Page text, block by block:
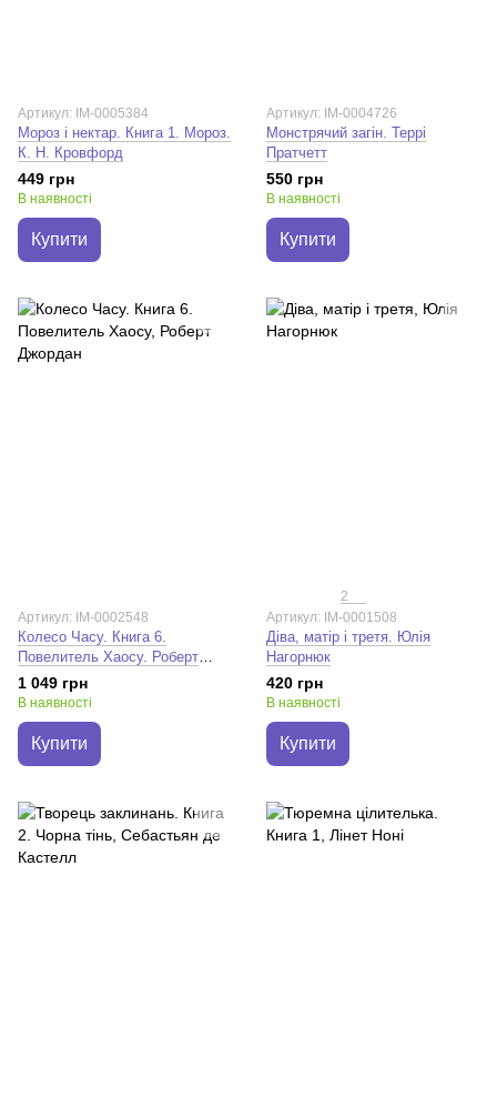
Артикул: IM-0005384
Мороз і нектар. Книга 1. Мороз.
К. Н. Кровфорд
449 грн
В наявності
Купити
Артикул: IM-0004726
Монстрячий загін. Террі
Пратчетт
550 грн
В наявності
Купити
Артикул: IM-0002548
Колесо Часу. Книга 6.
Повелитель Хаосу. Роберт
Джордан
1 049 грн
В наявності
Купити
2
Артикул: IM-0001508
Діва, матір і третя. Юлія
Нагорнюк
420 грн
В наявності
Купити